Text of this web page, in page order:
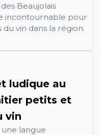
Beaujolais
incontournable pour
du vin dans la région.
ludique au
petits et
vin
une langue